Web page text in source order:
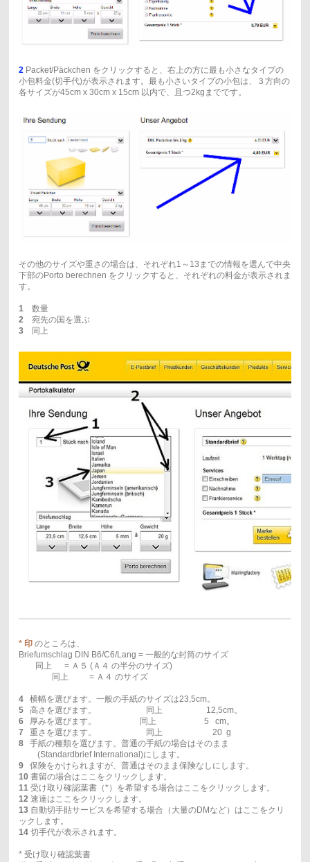
2 Packet/Päckchen をクリックすると、右上の方に最も小さなタイプの
小包料金(切手代)が表示されます。最も小さいタイプの小包は、３方向の
各サイズが45cm x 30cm x 15cm 以内で、且つ2kgまでです。
その他のサイズや重さの場合は、それぞれ1～13までの情報を選んで中央
下部のPorto berechnen をクリックすると、それぞれの料金が表示されま
す。
1数量
2宛先の国を選ぶ
3同上
* 印 のところは、
Briefumschlag DIN B6/C6/Lang = 一般的な封筒のサイズ
同上 = Ａ５ (Ａ４ の半分のサイズ)
同上 = Ａ４ のサイズ
4横幅を選びます。一般の手紙のサイズは23,5cm。
5高さを選びます。 同上 12,5cm。
6厚みを選びます。 同上 5 cm。
7 重さを選びます。 同上 20 g
8手紙の種類を選びます。普通の手紙の場合はそのまま
(Standardbrief International)にします。
9保険をかけられますが、普通はそのまま保険なしにします。
10書留の場合はここをクリックします。
11受け取り確認葉書（*）を希望する場合はここをクリックします。
12 速達はここをクリックします。
13自動切手貼サービスを希望する場合（大量のDMなど）はここをクリ
ックします。
14切手代が表示されます。
* 受け取り確認葉書